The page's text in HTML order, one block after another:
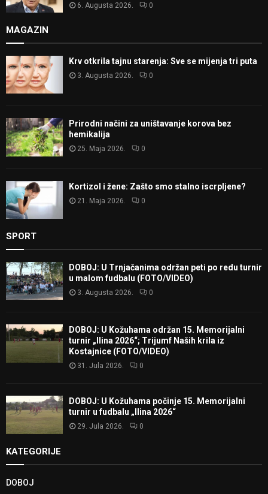
6. Augusta 2026. 0
MAGAZIN
Krv otkrila tajnu starenja: Sve se mijenja tri puta
3. Augusta 2026. 0
Prirodni načini za uništavanje korova bez
hemikalija
25. Maja 2026. 0
Kortizol i žene: Zašto smo stalno iscrpljene?
21. Maja 2026. 0
SPORT
DOBOJ: U Trnjačanima održan peti po redu turnir
u malom fudbalu (FOTO/VIDEO)
3. Augusta 2026. 0
DOBOJ: U Kožuhama održan 15. Memorijalni
turnir „Ilina 2026“; Trijumf Naših krila iz
Kostajnice (FOTO/VIDEO)
31. Jula 2026. 0
DOBOJ: U Kožuhama počinje 15. Memorijalni
turnir u fudbalu „Ilina 2026“
29. Jula 2026. 0
KATEGORIJE
DOBOJ